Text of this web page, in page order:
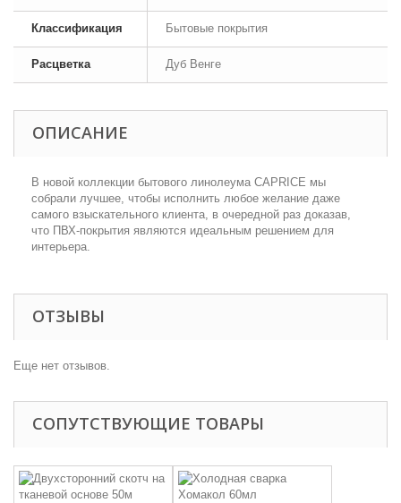
Классификация Бытовые покрытия
Расцветка Дуб Венге
ОПИСАНИЕ
В новой коллекции бытового линолеума CAPRICE мы
собрали лучшее, чтобы исполнить любое желание даже
самого взыскательного клиента, в очередной раз доказав,
что ПВХ-покрытия являются идеальным решением для
интерьера.
ОТЗЫВЫ
Еще нет отзывов.
СОПУТСТВУЮЩИЕ ТОВАРЫ